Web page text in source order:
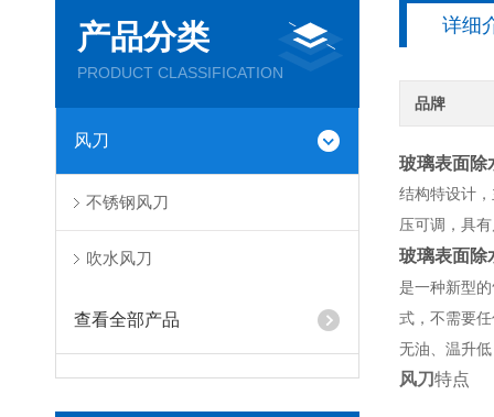
产品分类
PRODUCT CLASSIFICATION
风刀
不锈钢风刀
吹水风刀
查看全部产品
详细
品牌
玻璃表面除
结构特设计
压可调，具
玻璃表面除
是一种新型
式，不需要
无油、温升
风刀特点